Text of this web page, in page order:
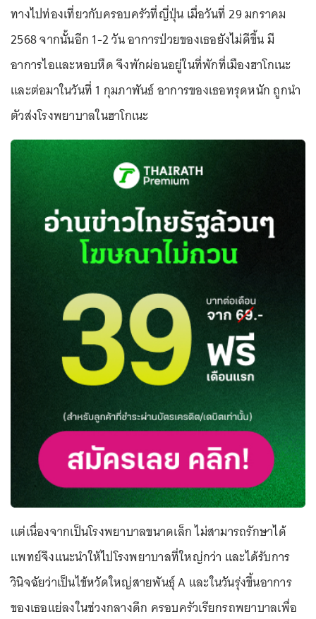
ทางไปท่องเที่ยวกับครอบครัวที่ญี่ปุ่น เมื่อวันที่ 29 มกราคม
2568 จากนั้นอีก 1-2 วัน อาการป่วยของเธอยังไม่ดีขึ้น มี
อาการไอและหอบหืด จึงพักผ่อนอยู่ในที่พักที่เมืองฮาโกเนะ
และต่อมาในวันที่ 1 กุมภาพันธ์ อาการของเธอทรุดหนัก ถูกนำ
ตัวส่งโรงพยาบาลในฮาโกเนะ
แต่เนื่องจากเป็นโรงพยาบาลขนาดเล็ก ไม่สามารถรักษาได้
แพทย์จึงแนะนำให้ไปโรงพยาบาลที่ใหญ่กว่า และได้รับการ
วินิจฉัยว่าเป็นไข้หวัดใหญ่สายพันธุ์ A และในวันรุ่งขึ้นอาการ
ของเธอแย่ลงในช่วงกลางดึก ครอบครัวเรียกรถพยาบาลเพื่อ